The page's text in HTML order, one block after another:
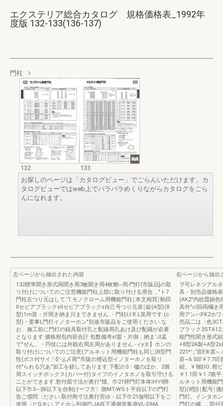
エクステリア総合カタログ 規格価格表_1992年
度版 132-133(136-137)
門柱
132
133
お探しのページは「カタログビュー」でごらんいただけます。カ
タログビューではweb上でパラパラめくりながらカタログをごら
んになれます。
左ページから抽出された内容
132標準聞き形式両聞き周3敏聞き周4枚鯛~周-門灯(市販品]の取
リ付けについてのご注窓機能門柱上部に取り付ける滑合，"ト7
門柱左つり元はして.'T.モノクローム用機能門柱￨本文相買￨駒田
IIセピアブラックsIIセピアブラックs自己号つり元扉￨錠(A型}(8
型)1m菖・片岡き納ま川まできません.・門柱I;l:R.L策周です.(c
型)・委事L門灯イノターホン"別途市販品をご使用ください.な
お、施工前に門灯の録具取付孔と配線周孔あけ及び配織が必要
となります.価格相包内容合計.包数備考s!盟・片側，納ま'JI孟
で"ぜん。・円伎には外観右周左周がありません.-ィyタ】ホンの
取リ付けについてのご注意(アルネット用機能門柱も同じ)B型門
性(ポス付サイ:'-$'-;j;〆周'"市販の狸込型イノターホノを取リ
付"られる穴あ"加工を錯してあります.下配の3・櫨のほか、2個
周スイッチボックス(カバー付)タイプのイノタホノを取引守ける
ニとができます.愈付面寸法が奥行"畑、巾21肺門灯本体iH'r9肺
以下巾3~:師以下を自制けーフ方〉側MT-WSト平自以下の門灯
告ご償問〈ださい.取付商寸注奥行宮ゆ・以下巾21伽明以下をご
使用〈だGきい.アイホシ列側巴JA低下通個室集側VL-594A
右ページから抽出
ヲ可レネツアル
具・別売品価格
(AK2"内総霞鍋色
具外"cl回両欄き
用アンパFK2ホ
売品二は〈色
ブラック
能門性聞き形式
+8型2A製+A型
221*':;'宣E⑧震~.
容~6.5叩￥7.7叩
岨、￥8鋭lO..柑
￥1.1田￥1.7曲
ルネット用機能
型)(8型}￨配号￨価
門灯。インタホ
門灯の櫨..，院